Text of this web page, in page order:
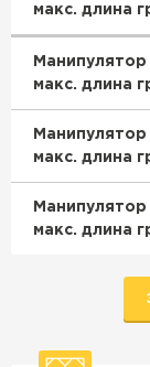
макс. длина
Манипулятор
макс. длина
Манипулятор
макс. длина
Манипулятор
макс. длина